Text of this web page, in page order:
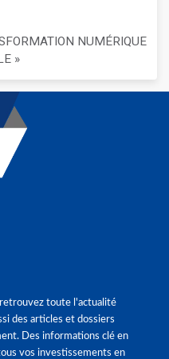
NUMÉRIQUE
»
toute l'actualité
des articles et dossiers
Des informations clé en
vos investissements en